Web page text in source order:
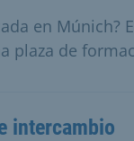
en Múnich?
plaza de
intercambio